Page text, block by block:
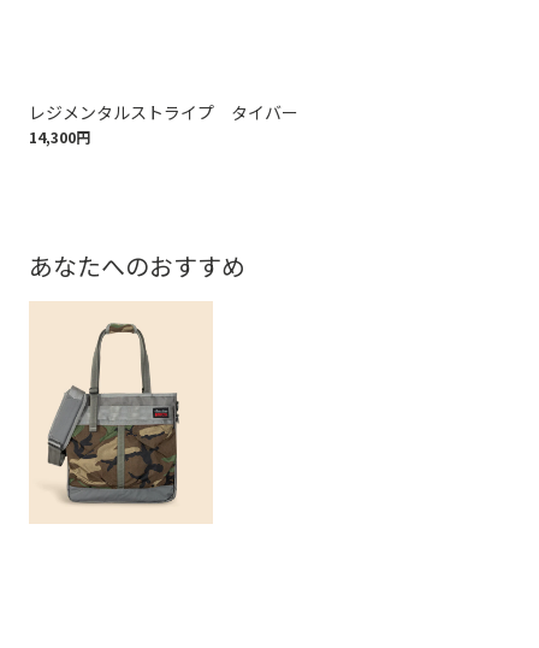
レジメンタルストライプ タイバー
14,300円
あなたへのおすすめ